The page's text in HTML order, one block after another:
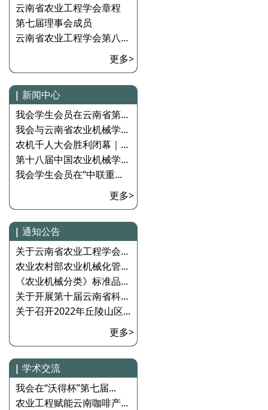
云南省农业工程学会章程
第七届理事会成员
云南省农业工程学会第八...
更多>
| 新闻中心
我会学生会员在云南省第...
我会与云南省农业机械学...
农机千人大会胜利闭幕｜...
第十八届中国农业机械学...
我会学生会员在“中联重...
更多>
| 通知公告
关于云南省农业工程学会...
农业农村部农业机械化管...
《农业机械分类》标准品...
关于开展第十届云南省科...
关于召开2022年丘陵山区...
更多>
| 学术交流
我会在“沃得杯”第七届...
农业工程赋能云南咖啡产...